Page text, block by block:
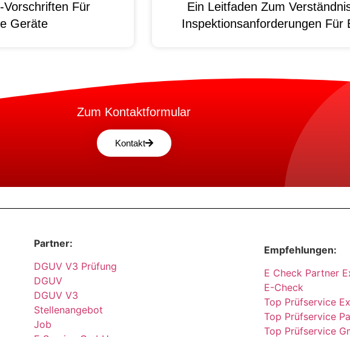
Für
Geräte
Ein Leitfaden Zum
Inspektionsanforderungen Für
Zum Kontaktformular
Kontakt
Partner:
DGUV V3 Prüfung
DGUV
DGUV V3
Stellenangebot
Job
Empfehlungen:
E Check Partner
E-Check
Top Prüfservice
Top Prüfservice
Top Prüfservice